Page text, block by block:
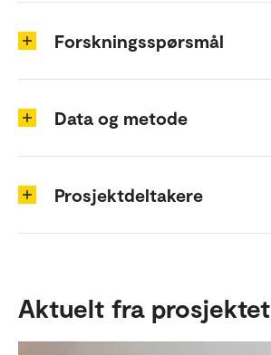
Forskningsspørsmål
Data og metode
Prosjektdeltakere
Aktuelt fra prosjektet